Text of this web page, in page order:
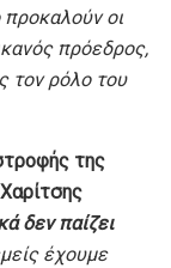
οι
πρόεδρος,
τον ρόλο του
της
δεν παίζει
έχουμε